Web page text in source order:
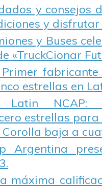
y consejos
y disfrutar
y Buses
«TruckCionar
Primer
estrellas en
Latin NCAP:
estrellas para
baja a
Argentina
máxima